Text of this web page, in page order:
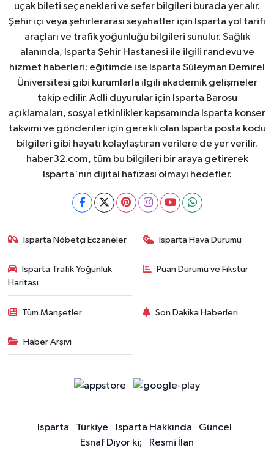
uçak bileti seçenekleri ve sefer bilgileri burada yer alır.
Şehir içi veya şehirlerarası seyahatler için Isparta yol tarifi
araçları ve trafik yoğunluğu bilgileri sunulur. Sağlık
alanında, Isparta Şehir Hastanesi ile ilgili randevu ve
hizmet haberleri; eğitimde ise Isparta Süleyman Demirel
Üniversitesi gibi kurumlarla ilgili akademik gelişmeler
takip edilir. Adli duyurular için Isparta Barosu
açıklamaları, sosyal etkinlikler kapsamında Isparta konser
takvimi ve gönderiler için gerekli olan Isparta posta kodu
bilgileri gibi hayatı kolaylaştıran verilere de yer verilir.
haber32.com, tüm bu bilgileri bir araya getirerek
Isparta'nın dijital hafızası olmayı hedefler.
Isparta Nöbetçi Eczaneler Isparta Hava Durumu
Isparta Trafik Yoğunluk
Haritası
Puan Durumu ve Fikstür
Tüm Manşetler Son Dakika Haberleri
Haber Arşivi
Isparta Türkiye Isparta Hakkında
Güncel
Esnaf Diyor ki;
Resmi İlan